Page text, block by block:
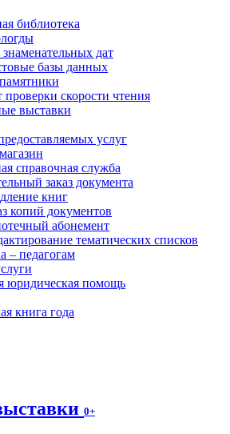
библиотека
дат
базы данных
проверки скорости чтения
выставки
услуг
справочная служба
заказ документа
книг
копий документов
абонемент
тематических списков
– педагогам
юридическая помощь
книга года
0+